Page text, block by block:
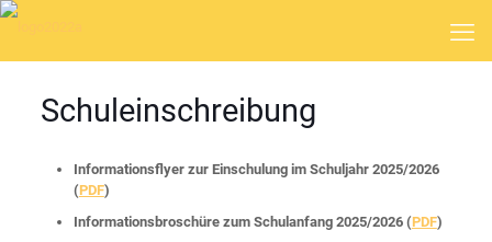
Schuleinschreibung
Informationsflyer zur Einschulung im Schuljahr 2025/2026
(PDF)
Informationsbroschüre zum Schulanfang 2025/2026 (PDF)